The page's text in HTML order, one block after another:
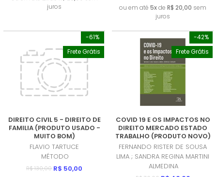
juros
ou em até 5xde R$ 20,00 sem
juros
-61%
Frete Grátis
DIREITO CIVIL 5 - DIREITO DE
FAMILIA (PRODUTO USADO -
MUITO BOM)
FLAVIO TARTUCE
MÉTODO
R$ 130,00 R$ 50,00
-42%
Frete Grátis
COVID 19 E OS IMPACTOS NO
DIREITO MERCADO ESTADO
TRABALHO (PRODUTO NOVO)
FERNANDO RISTER DE SOUSA
LIMA ; SANDRA REGINA MARTINI
ALMEDINA